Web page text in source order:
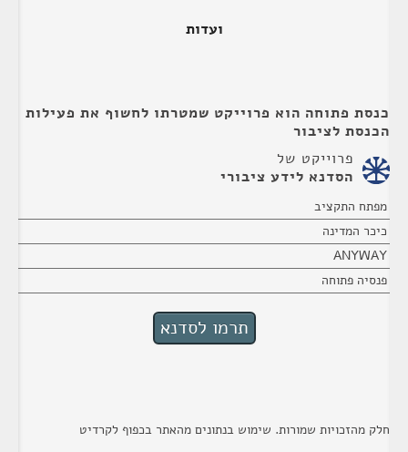
ועדות
כנסת פתוחה הוא פרוייקט שמטרתו לחשוף את פעילות
הכנסת לציבור
פרוייקט של
הסדנא לידע ציבורי
מפתח התקציב
כיכר המדינה
ANYWAY
פנסיה פתוחה
חלק מהזכויות שמורות. שימוש בנתונים מהאתר בכפוף לקרדיט